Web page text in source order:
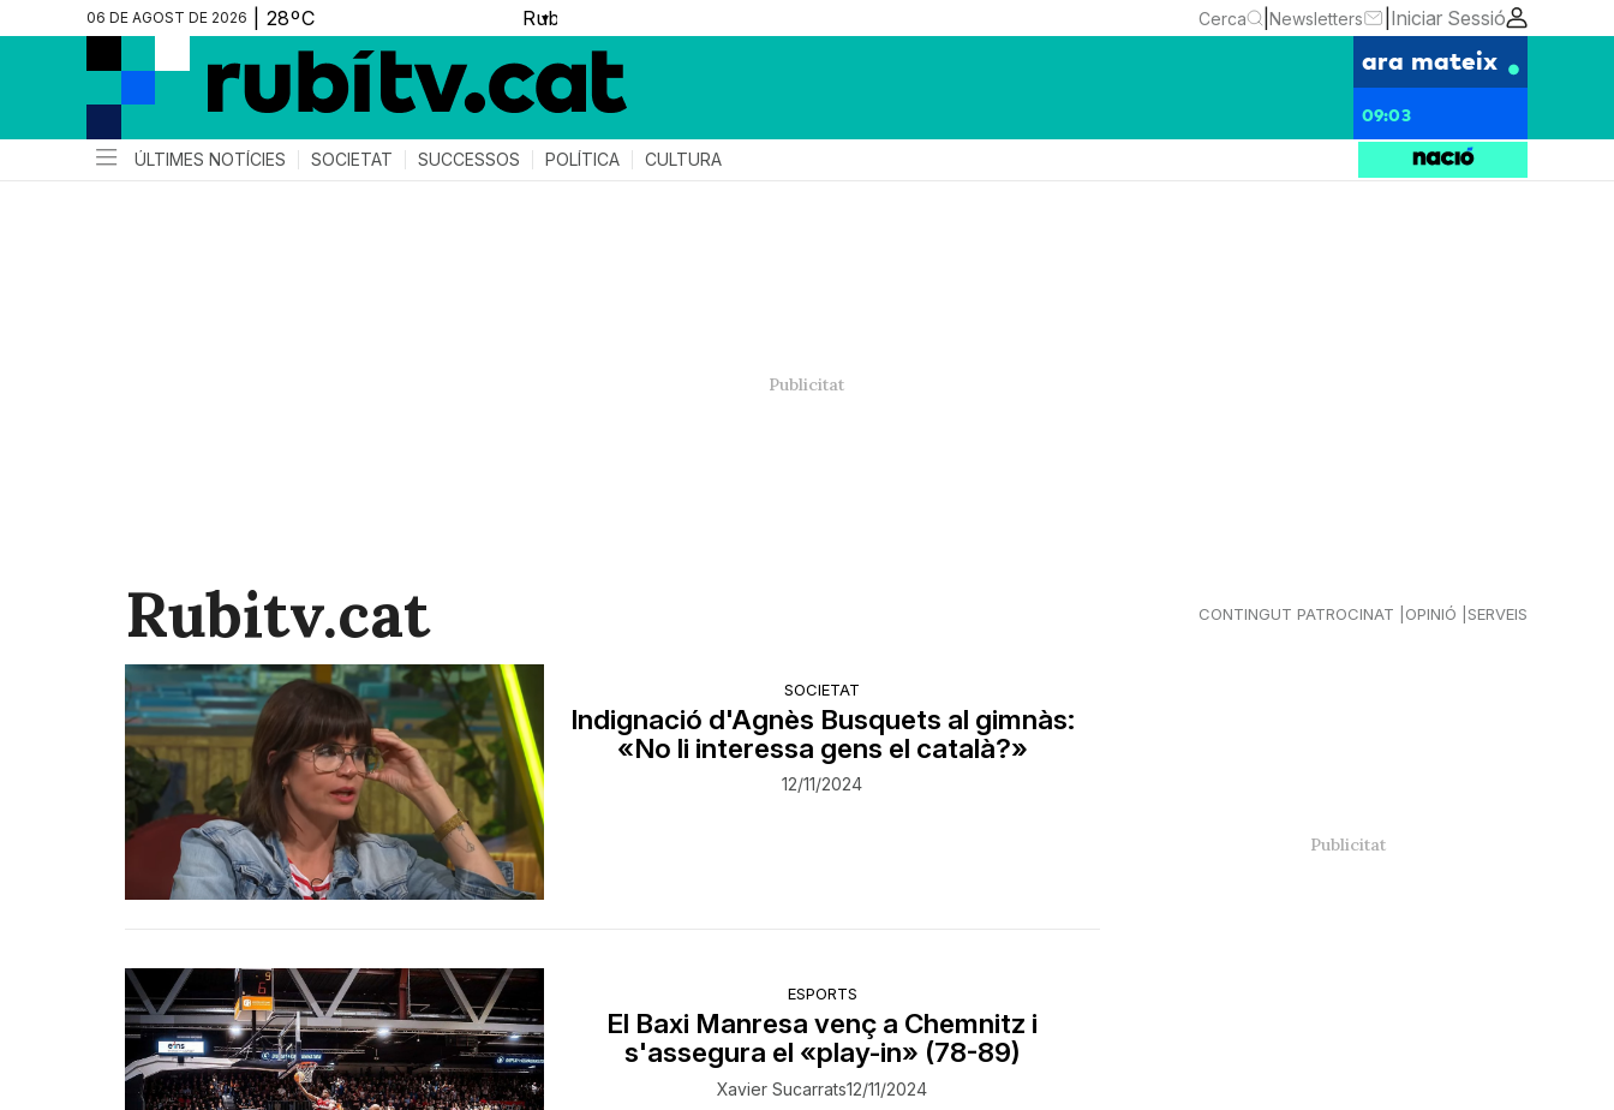
06 DE AGOST DE 2026 ▼ Cerca Newsletters Iniciar Sessió
ara mateix
09:03
ÚLTIMES NOTÍCIES SOCIETAT SUCCESSOS POLÍTICA CULTURA
Rubitv.cat CONTINGUT PATROCINAT OPINIÓ SERVEIS
SOCIETAT
Indignació d'Agnès Busquets al gimnàs:
«No li interessa gens el català?»
12/11/2024
ESPORTS
El Baxi Manresa venç a Chemnitz i
s'assegura el «play-in» (78-89)
Xavier Sucarrats12/11/2024